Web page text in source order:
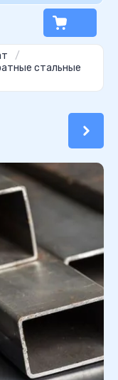
/
стальные